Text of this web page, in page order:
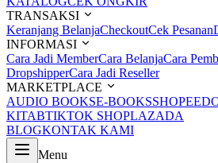
TRANSAKSI
Keranjang BelanjaCheckoutCek Pesanan
INFORMASI
Cara Jadi MemberCara BelanjaCara
DropshipperCara Jadi Reseller
MARKETPLACE
AUDIO BOOKSE-BOOKSSHOPEE
KITABTIKTOK SHOPLAZADA
BLOGKONTAK KAMI
Menu